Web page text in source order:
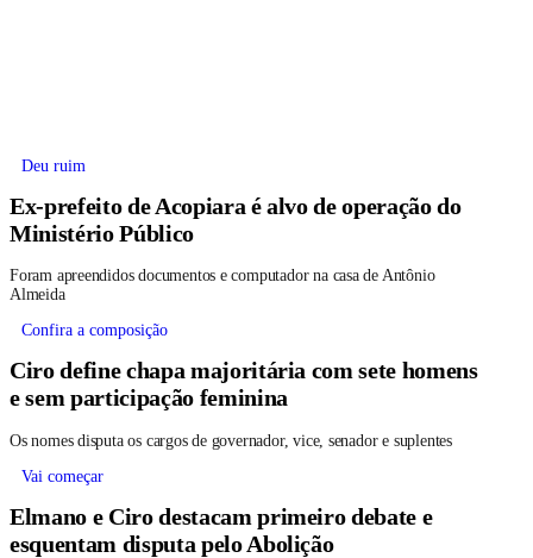
Deu ruim
Ex-prefeito de Acopiara é alvo de operação do
Ministério Público
Foram apreendidos documentos e computador na casa de Antônio
Almeida
Confira a composição
Ciro define chapa majoritária com sete homens
e sem participação feminina
Os nomes disputa os cargos de governador, vice, senador e suplentes
Vai começar
Elmano e Ciro destacam primeiro debate e
esquentam disputa pelo Abolição